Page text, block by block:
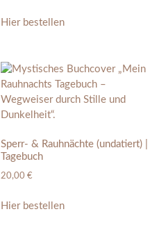
Hier bestellen
Sperr- & Rauhnächte (undatiert) |
Tagebuch
20,00 €
Hier bestellen